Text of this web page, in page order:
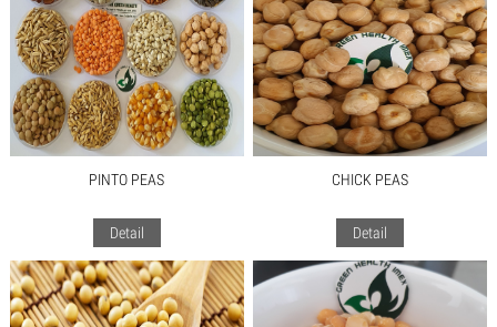
PINTO PEAS
Detail
CHICK PEAS
Detail